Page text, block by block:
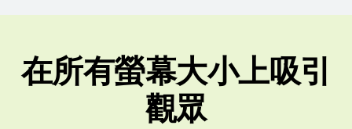
在所有螢幕大小上吸引
觀眾